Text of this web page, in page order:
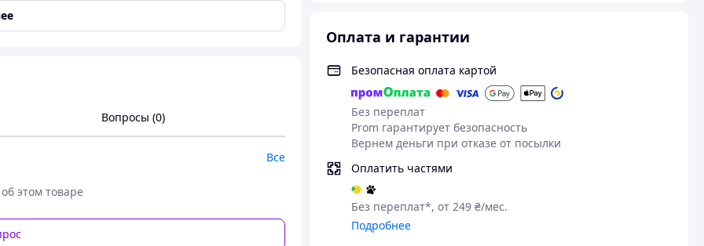
Оплата и гарантии
Безопасная оплата картой
Без переплат
Prom гарантирует безопасность
Вернем деньги при отказе от посылки
Оплатить частями
Без переплат*, от 249 ₴/мес.
Подробнее
Вопросы (0)
Все
этом товаре